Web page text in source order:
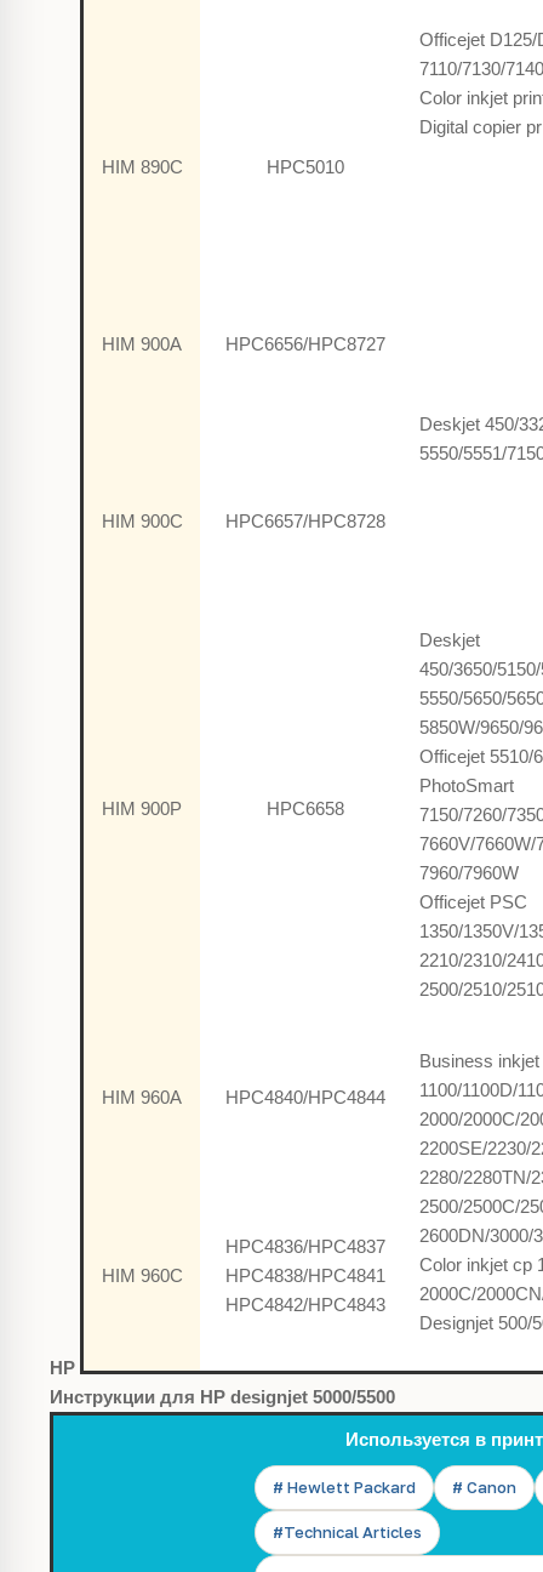
HP
Officejet D125/
7110/7130/
Color inkjet
Digital copier
HIM 890C HPC5010
HIM 900A HPC6656/HPC8727
Deskjet 450/
5550/5551/
HIM 900C HPC6657/HPC8728
HIM 900P HPC6658
Deskjet
450/3650/
5550/5650/
5850W/9650/
Officejet 5510/
PhotoSmart
7150/7260/
7660V/7660W/
7960/7960W
Officejet PSC
1350/1350V/
2210/2310/
2500/2510/
HIM 960A HPC4840/HPC4844
Business inkjet
1100/1100D/
2000/2000C/
2200SE/2230/
2280/2280TN/
2500/2500C/
2600DN/3000/
Color inkjet cp
2000C/
Designjet 500/
HIM 960C
HPC4836/HPC4837
HPC4838/HPC4841
HPC4842/HPC4843
Инструкции для HP designjet 5000/5500
Используется в
# Hewlett Packard # Canon
#Technical Articles